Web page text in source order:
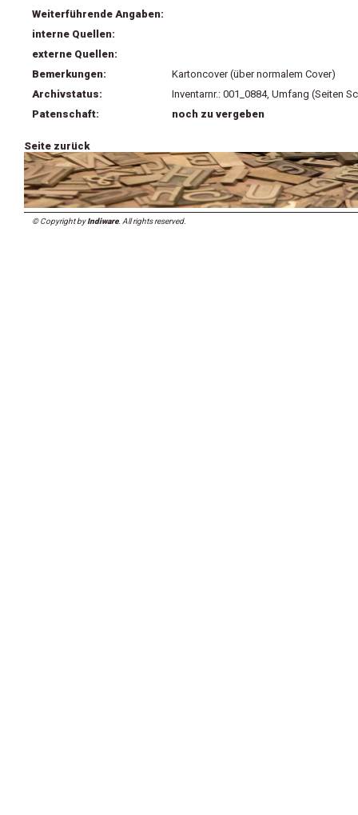
Weiterführende Angaben:
interne Quellen:
externe Quellen:
Bemerkungen:
Kartoncover (über normalem Cover)
Archivstatus:
Inventarnr.: 001_0884, Umfang (Seiten
Patenschaft:
noch zu vergeben
Seite zurück
© Copyright byIndiware. All rights reserved.